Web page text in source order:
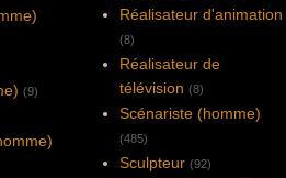
(9)
Réalisateur d'animation
(8)
Réalisateur de
télévision (8)
Scénariste (homme)
(485)
Sculpteur (92)